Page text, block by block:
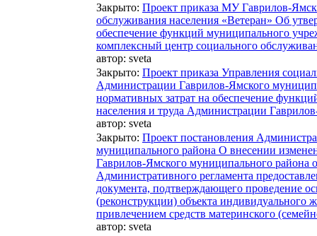
Закрыто: Проект приказа МУ Гаврилов-
обслуживания населения «Ветеран» Об
обеспечение функций муниципального
комплексный центр социального
автор: sveta
Закрыто: Проект приказа Управления
Администрации Гаврилов-Ямского
нормативных затрат на обеспечение
населения и труда Администрации
автор: sveta
Закрыто: Проект постановления
муниципального района О внесении
Гаврилов-Ямского муниципального
Административного регламента
документа, подтверждающего проведение
(реконструкции) объекта индивидуального
привлечением средств материнского
автор: sveta